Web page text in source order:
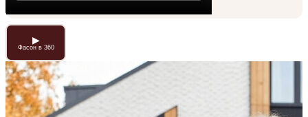
▶
Фасон в 360